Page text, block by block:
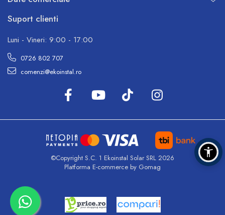
Suport clienti
Luni - Vineri: 9:00 - 17:00
0726 802 707
comenzi@ekoinstal.ro
©Copyright S.C. 1 Ekoinstal Solar SRL 2026
Platforma E-commerce by Gomag